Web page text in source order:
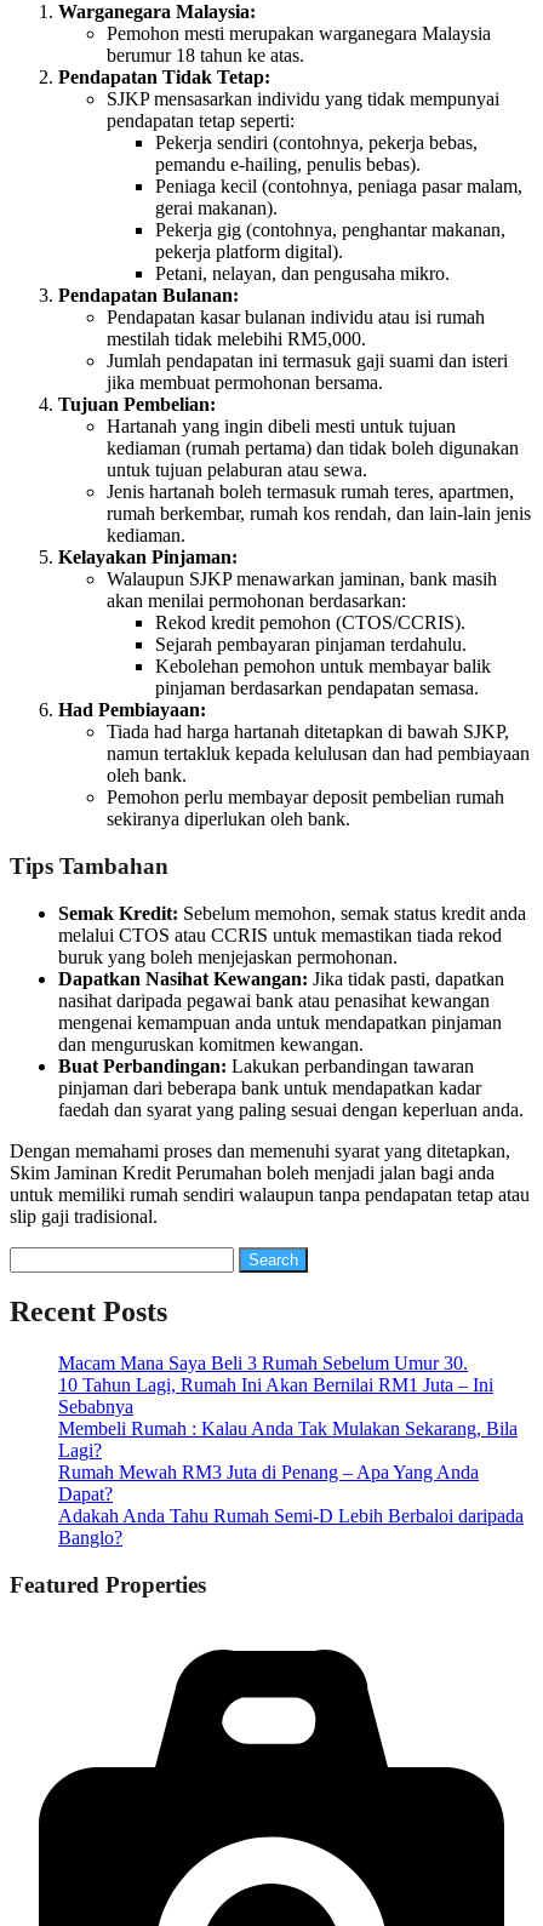
Warganegara Malaysia:
Pemohon mesti merupakan warganegara Malaysia
berumur 18 tahun ke atas.
Pendapatan Tidak Tetap:
SJKP mensasarkan individu yang tidak mempunyai
pendapatan tetap seperti:
Pekerja sendiri (contohnya, pekerja bebas,
pemandu e-hailing, penulis bebas).
Peniaga kecil (contohnya, peniaga pasar malam,
gerai makanan).
Pekerja gig (contohnya, penghantar makanan,
pekerja platform digital).
Petani, nelayan, dan pengusaha mikro.
Pendapatan Bulanan:
Pendapatan kasar bulanan individu atau isi rumah
mestilah tidak melebihi RM5,000.
Jumlah pendapatan ini termasuk gaji suami dan isteri
jika membuat permohonan bersama.
Tujuan Pembelian:
Hartanah yang ingin dibeli mesti untuk tujuan
kediaman (rumah pertama) dan tidak boleh digunakan
untuk tujuan pelaburan atau sewa.
Jenis hartanah boleh termasuk rumah teres, apartmen,
rumah berkembar, rumah kos rendah, dan lain-lain jenis
kediaman.
Kelayakan Pinjaman:
Walaupun SJKP menawarkan jaminan, bank masih
akan menilai permohonan berdasarkan:
Rekod kredit pemohon (CTOS/CCRIS).
Sejarah pembayaran pinjaman terdahulu.
Kebolehan pemohon untuk membayar balik
pinjaman berdasarkan pendapatan semasa.
Had Pembiayaan:
Tiada had harga hartanah ditetapkan di bawah SJKP,
namun tertakluk kepada kelulusan dan had pembiayaan
oleh bank.
Pemohon perlu membayar deposit pembelian rumah
sekiranya diperlukan oleh bank.
Tips Tambahan
Semak Kredit: Sebelum memohon, semak status kredit anda
melalui CTOS atau CCRIS untuk memastikan tiada rekod
buruk yang boleh menjejaskan permohonan.
Dapatkan Nasihat Kewangan: Jika tidak pasti, dapatkan
nasihat daripada pegawai bank atau penasihat kewangan
mengenai kemampuan anda untuk mendapatkan pinjaman
dan menguruskan komitmen kewangan.
Buat Perbandingan: Lakukan perbandingan tawaran
pinjaman dari beberapa bank untuk mendapatkan kadar
faedah dan syarat yang paling sesuai dengan keperluan anda.
Dengan memahami proses dan memenuhi syarat yang ditetapkan,
Skim Jaminan Kredit Perumahan boleh menjadi jalan bagi anda
untuk memiliki rumah sendiri walaupun tanpa pendapatan tetap atau
slip gaji tradisional.
for:
Recent Posts
Macam Mana Saya Beli 3 Rumah Sebelum Umur 30.
10 Tahun Lagi, Rumah Ini Akan Bernilai RM1 Juta – Ini
Sebabnya
Membeli Rumah : Kalau Anda Tak Mulakan Sekarang, Bila
Lagi?
Rumah Mewah RM3 Juta di Penang – Apa Yang Anda
Dapat?
Adakah Anda Tahu Rumah Semi-D Lebih Berbaloi daripada
Banglo?
Featured Properties